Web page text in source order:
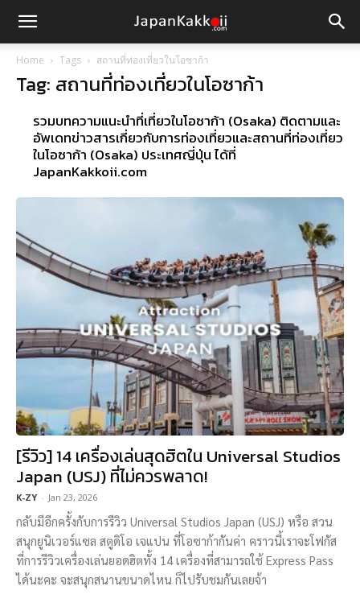
Home Tags สถานที่ท่องเที่ยวในโอซาก้า
Tag: สถานที่ท่องเที่ยวในโอซาก้า
รวมบทความแนะนำที่เที่ยวในโอซาก้า (Osaka) ติดตามและ
อัพเดทข่าวสารเกี่ยวกับการท่องเที่ยวและสถานที่ท่องเที่ยว
ในโอซาก้า (Osaka) ประเทศญี่ปุ่น ได้ที่
JapanKakkoii.com
[รีวิว] 14 เครื่องเล่นสุดฮิตใน Universal Studios
Japan (USJ) ที่ไม่ควรพลาด!
K-ZY - Jan 23, 2026
กลับมีอีกครั้งกับการรีวิว Universal Studios Japan (USJ) หรือ สวน
สนุกยูนิเวอร์แซล สตูดิโอ เจแปน ที่โอซาก้ากันค่า คราวนี้เราจะโฟกัส
ที่การรีวิวเครื่องเล่นยอดฮิตทั้ง 14 เครื่องที่สามารถใช้ Express Pass
ได้นะคะ จะสนุกสนานขนาดไหน ก็ไปรับชมกันเลยจ้า